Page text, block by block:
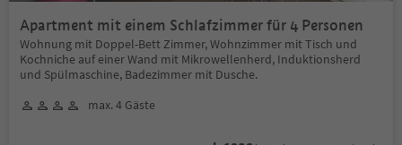
Apartment mit einem Schlafzimmer für 4 Personen
Wohnung mit Doppel-Bett Zimmer, Wohnzimmer mit Tisch und
Kochniche auf einer Wand mit Mikrowellenherd, Induktionsherd
und Spülmaschine, Badezimmer mit Dusche.
max. 4 Gäste